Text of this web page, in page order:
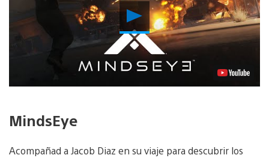
Reproducir
vídeo
MindsEye
Acompañad a Jacob Diaz en su viaje para descubrir los